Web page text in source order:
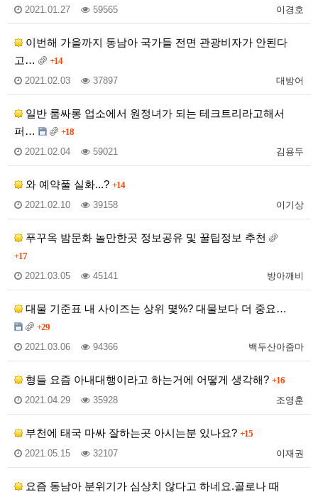
이경호
2021.01.27 59565
이번해 가을까지 동남아 국가들 전면 관광비자가 안된다
고…
+14
대방어
2021.02.03 37897
일반 룸싸롱 업소에서 원정녀가 되는 테크트리라고해서
퍼…
+18
김용두
2021.02.04 59021
와 예약풀 실화...? +14
이기상
2021.02.10 39158
푸꾸옥 밤문화 놀만한곳 정보공유 및 꿀팁정보 추천
+17
방아깨비
2021.03.05 45141
대물 기준표 내 사이즈는 상위 몇%? 대물보다 더 중요…
+29
백두산아줌마
2021.03.06 94366
형들 요즘 아내대행이라고 하는거에 어떻게 생각해? +16
조영훈
2021.04.29 35928
부천에 태국 마싸 잘하는곳 아시는분 있나요? +15
이재권
2021.05.15 32107
요즘 동남아 분위기가 심상치 않다고 하네요.골로나 때